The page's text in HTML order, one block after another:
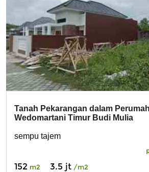
Tanah Pekarangan dalam
Wedomartani Timur Budi Mulia
sempu tajem
152 m2 3.5 jt /m2